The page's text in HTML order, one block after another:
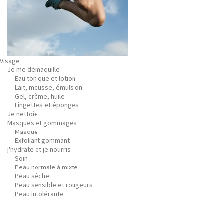
Visage
Je me démaquille
Eau tonique et lotion
Lait, mousse, émulsion
Gel, crème, huile
Lingettes et éponges
Je nettoie
Masques et gommages
Masque
Exfoliant gommant
j'hydrate et je nourris
Soin
Peau normale à mixte
Peau sèche
Peau sensible et rougeurs
Peau intolérante